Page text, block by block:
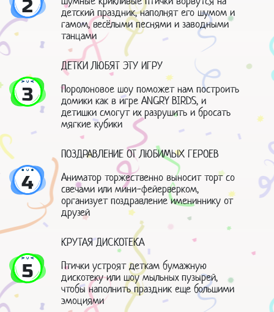
2
детский праздник, наполнят его шумом и
гамом, весёлыми песнями и заводными
танцами
3
ДЕТКИ ЛЮБЯТ ЭТУ ИГРУ
Поролоновое шоу поможет нам построить
домики как в игре ANGRY BIRDS, и
детишки смогут их разрушить и бросать
мягкие кубики
4
ПОЗДРАВЛЕНИЕ ОТ ЛЮБИМЫХ ГЕРОЕВ
Аниматор торжественно выносит торт со
свечами или мини-фейерверком,
организует поздравление имениннику от
друзей
5
КРУТАЯ ДИСКОТЕКА
Птички устроят деткам бумажную
дискотеку или шоу мыльных пузырей,
чтобы наполнить праздник еще большими
эмоциями